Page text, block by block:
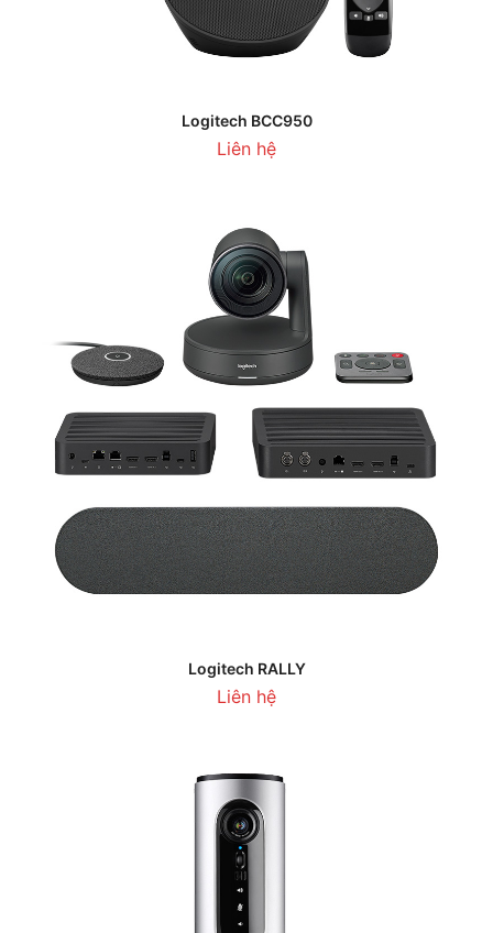
Logitech BCC950
Liên hệ
Logitech RALLY
Liên hệ